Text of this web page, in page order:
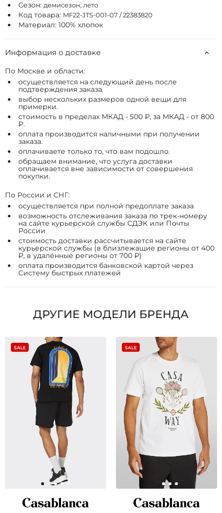
Сезон: демисезон, лето
Код товара: MF22-JTS-001-07 / 22383820
Материал: 100% хлопок
Информация о доставке
По Москве и области:
осуществляется на следующий день после
подтверждения заказа.
выбор нескольких размеров одной вещи для
примерки.
стоимость в пределах МКАД - 500 ₽, за МКАД - от 800
₽.
оплата производится наличными при получении
заказа.
оплачиваете только то, что вам подошло.
обращаем внимание, что услуга доставки
оплачивается вне зависимости от совершения
покупки.
По России и СНГ:
осуществляется при полной предоплате заказа
возможность отслеживания заказа по трек-номеру
на сайте курьерской службы СДЭК или Почты
России
стоимость доставки рассчитывается на сайте
курьерской службы (в близлежащие регионы от 400
₽, в удалённые регионы от 700 ₽)
оплата производится банковской картой через
Систему быстрых платежей
ДРУГИЕ МОДЕЛИ БРЕНДА
SALE SALE